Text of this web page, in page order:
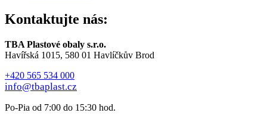
Kontaktujte nás:
TBA Plastové obaly s.r.o.
Havířská 1015, 580 01 Havlíčkův Brod
+420 565 534 000
info@tbaplast.cz
Po-Pia od 7:00 do 15:30 hod.